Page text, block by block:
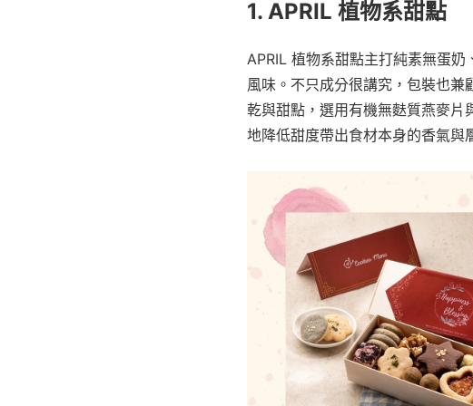
1. APRIL 植物系甜點
APRIL 植物系甜點主打純素無蛋
風味。不只成分很講究，包裝也
乾與甜點，選用有機無麩質燕麥片
地降低甜度帶出食材本身的香氣與